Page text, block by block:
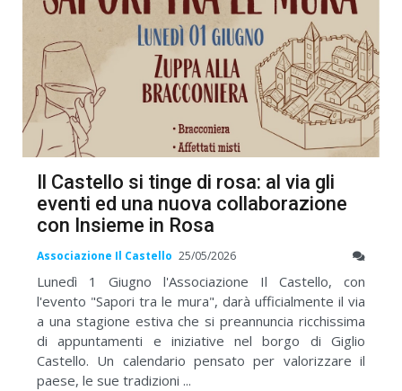
Il Castello si tinge di rosa: al via gli
eventi ed una nuova collaborazione
con Insieme in Rosa
Associazione Il Castello 25/05/2026
Lunedì 1 Giugno l'Associazione Il Castello, con
l'evento "Sapori tra le mura", darà ufficialmente il via
a una stagione estiva che si preannuncia ricchissima
di appuntamenti e iniziative nel borgo di Giglio
Castello. Un calendario pensato per valorizzare il
paese, le sue tradizioni ...